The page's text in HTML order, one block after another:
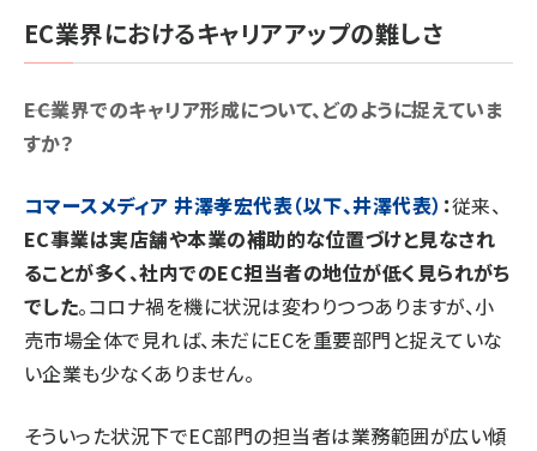
EC業界におけるキャリアアップの難しさ
――EC業界でのキャリア形成について、どのように捉えていま
すか？
コマースメディア 井澤孝宏代表（以下、井澤代表） ：従来、
EC事業は実店舗や本業の補助的な位置づけと見なされ
ることが多く、社内でのEC担当者の地位が低く見られがち
でした。コロナ禍を機に状況は変わりつつありますが、小
売市場全体で見れば、未だにECを重要部門と捉えていな
い企業も少なくありません。
そういった状況下でEC部門の担当者は業務範囲が広い傾